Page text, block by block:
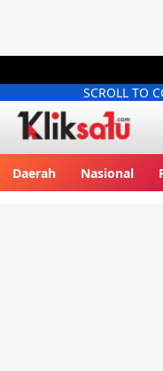
SCROLL TO
Daerah Nasional